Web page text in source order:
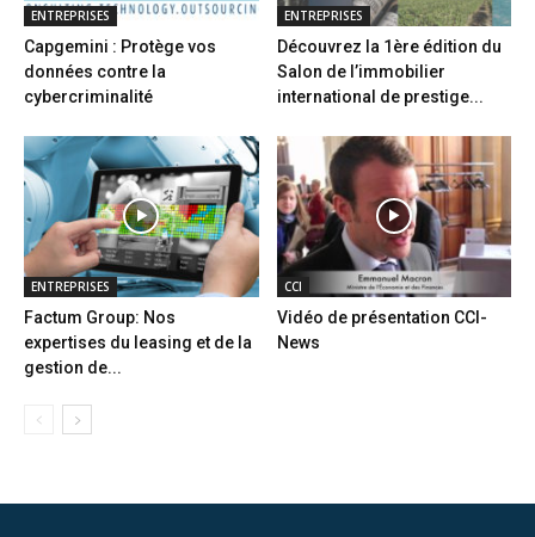
ENTREPRISES
Capgemini : Protège vos
données contre la
cybercriminalité
ENTREPRISES
Découvrez la 1ère édition du
Salon de l’immobilier
international de prestige...
ENTREPRISES
Factum Group: Nos
expertises du leasing et de la
gestion de...
CCI
Vidéo de présentation CCI-
News